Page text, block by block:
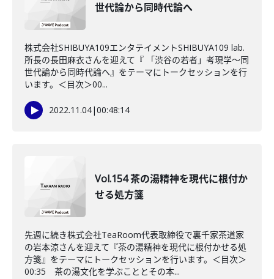
世代論から同時代論へ
株式会社SHIBUYA109エンタテイメントSHIBUYA109 lab.
所長の長田麻衣さんを迎えて『 「渋谷の若者」考現学～同
世代論から同時代論へ』をテーマにトークセッションを行
います。＜目次＞00...
2022.11.04|00:48:14
Vol.154 茶の湯精神を現代に根付か
せる処方箋
先週に続き株式会社TeaRoom代表取締役で裏千家茶道家
の岩本涼さんを迎えて『茶の湯精神を現代に根付かせる処
方箋』をテーマにトークセッションを行います。＜目次＞
00:35 茶の湯文化を学ぶこととその本...